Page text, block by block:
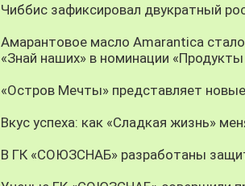
Чиббис зафиксировал двукратный
Амарантовое масло Amarantica
«Знай наших» в номинации
«Остров Мечты» представляет
Вкус успеха: как «Сладкая жизнь»
В ГК «СОЮЗСНАБ» разработаны